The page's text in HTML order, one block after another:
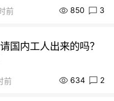
前 850 3
国内工人出来的吗？
前 634 2